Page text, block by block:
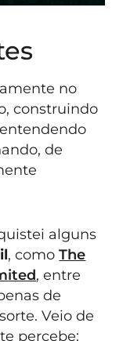
no
construindo
de
alguns
, comoThe
, entre
de
Veio de
percebe: